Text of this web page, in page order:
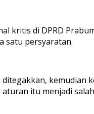
kritis di DPRD
satu persyaratan.
kemudian
itu menjadi